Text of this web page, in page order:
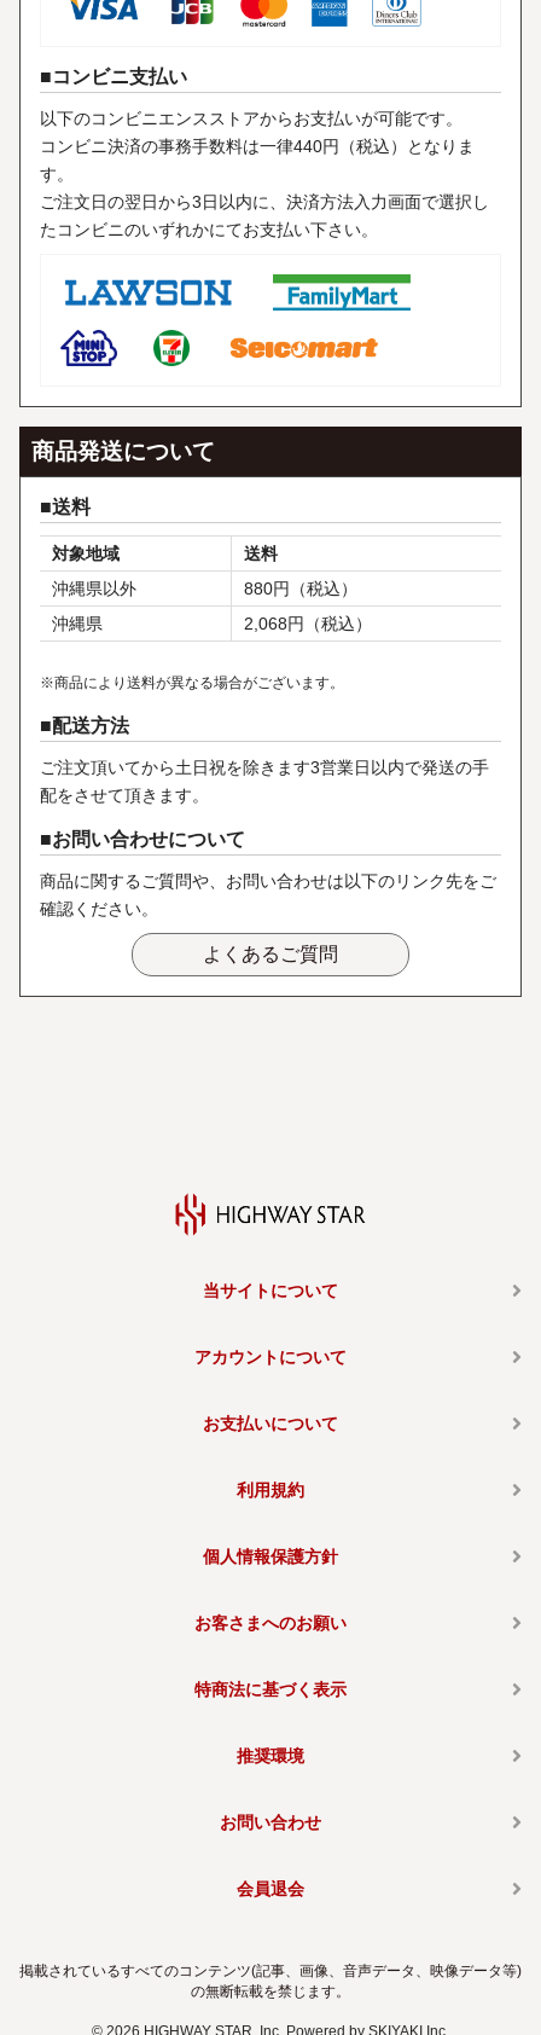
コンビニ支払い
以下のコンビニエンスストアからお支払いが可能です。
コンビニ決済の事務手数料は一律440円（税込）となりま
す。
ご注文日の翌日から3日以内に、決済方法入力画面で選択し
たコンビニのいずれかにてお支払い下さい。
商品発送について
送料
対象地域
送料
沖縄県以外
880円（税込）
沖縄県
2,068円（税込）
※商品により送料が異なる場合がございます。
配送方法
ご注文頂いてから土日祝を除きます3営業日以内で発送の手
配をさせて頂きます。
お問い合わせについて
商品に関するご質問や、お問い合わせは以下のリンク先をご
確認ください。
よくあるご質問
当サイトについて
アカウントについて
お支払いについて
利用規約
個人情報保護方針
お客さまへのお願い
特商法に基づく表示
推奨環境
お問い合わせ
会員退会
掲載されているすべてのコンテンツ(記事、画像、音声データ、映像データ等)
の無断転載を禁じます。